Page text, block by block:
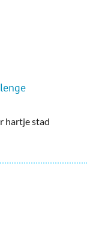
hartje stad